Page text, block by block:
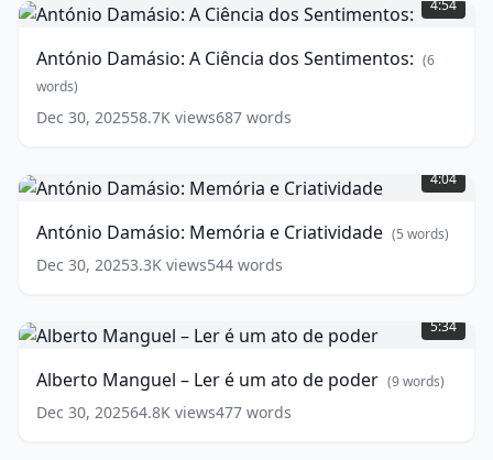
A
dos
Sentimentos:
(6
4:54
António Damásio: A Ciência dos Sentimentos: (6
words)
Dec 30, 202558.7K views687 words
Damásio:
Memória
Criatividade (5
words)
4:04
António Damásio: Memória e Criatividade (5 words)
Dec 30, 20253.3K views544 words
Manguel
–
é
um
5:34
Alberto Manguel – Ler é um ato de poder (9words)
Dec 30, 202564.8K views477 words